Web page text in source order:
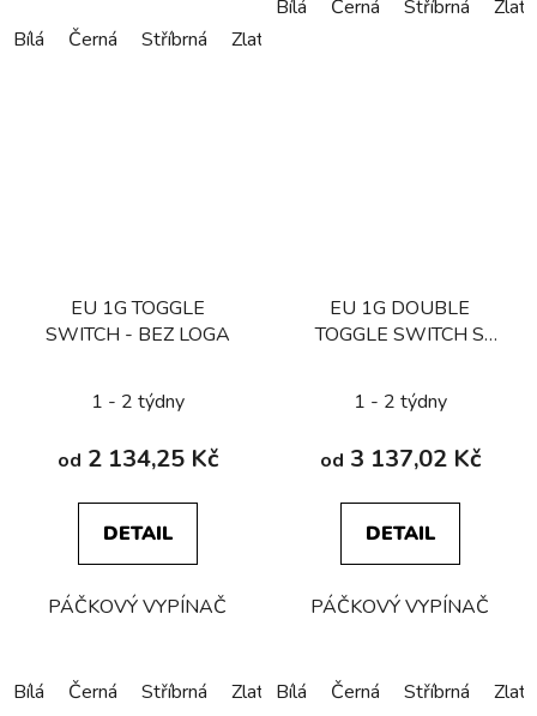
Bílá Černá Stříbrná Zlatá
Bílá Černá Stříbrná Zlatá
EU 1G TOGGLE
SWITCH - BEZ LOGA
1 - 2 týdny
od 2 134,25 Kč
DETAIL
PÁČKOVÝ VYPÍNAČ
Bílá Černá Stříbrná Zlatá Bronzová
EU 1G DOUBLE
TOGGLE SWITCH S
1 - 2 týdny
od 3 137,02 Kč
DETAIL
PÁČKOVÝ VYPÍNAČ
Bílá Černá Stříbrná Zlatá